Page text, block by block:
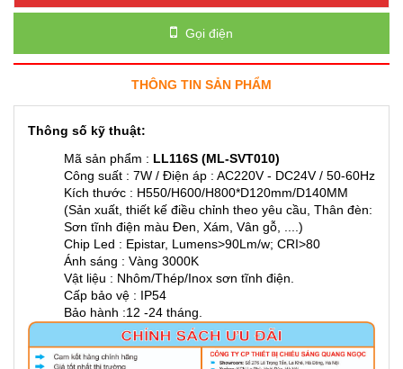
Gọi điện
THÔNG TIN SẢN PHẨM
Thông số kỹ thuật:
Mã sản phẩm : LL116S (ML-SVT010)
Công suất : 7W / Điện áp : AC220V - DC24V / 50-60Hz
Kích thước : H550/H600/H800*D120mm/D140MM
(Sản xuất, thiết kế điều chỉnh theo yêu cầu, Thân đèn:
Sơn tĩnh điện màu Đen, Xám, Vân gỗ, ....)
Chip Led : Epistar, Lumens>90Lm/w; CRI>80
Ánh sáng : Vàng 3000K
Vật liệu : Nhôm/Thép/Inox sơn tĩnh điện.
Cấp bảo vệ : IP54
Bảo hành :12 -24 tháng.